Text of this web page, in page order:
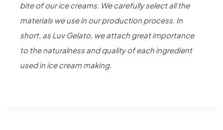
bite of our ice creams. We carefully select all the
materials we use in our production process. In
short, as Luv Gelato, we attach great importance
to the naturalness and quality of each ingredient
used in ice cream making.